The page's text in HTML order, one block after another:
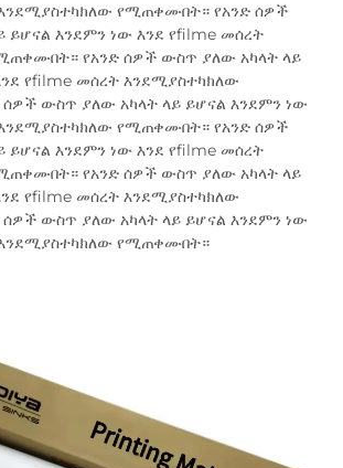
የሚጠቀሙበት። የአንድ ሰዎች
ይሆናል እንደምን ነው እንደ የfilme መሰረት
የአንድ ሰዎች ውስጥ ያለው አካላት ላይ
የfilme መሰረት እንደሚያስተካክለው
ውስጥ ያለው አካላት ላይ ይሆናል እንደምን ነው
የሚጠቀሙበት። የአንድ ሰዎች
ይሆናል እንደምን ነው እንደ የfilme መሰረት
የአንድ ሰዎች ውስጥ ያለው አካላት ላይ
የfilme መሰረት እንደሚያስተካክለው
ውስጥ ያለው አካላት ላይ ይሆናል እንደምን ነው
የሚጠቀሙበት።